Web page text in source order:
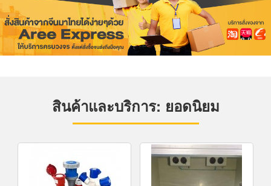
สินค้าและบริการ: ยอดนิยม